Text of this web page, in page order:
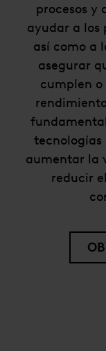
procesos y
ayudar a los
así como a
asegurar
cumplen o
tecnologías
aumentar la
reducir